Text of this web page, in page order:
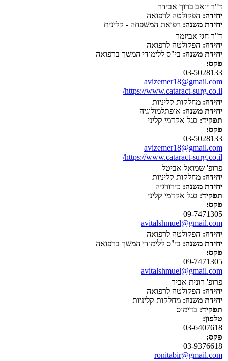
ד"ר יואב ברוך אבידר
יחידה: הפקולטה לרפואה
יחידת משנה: רפואת המשפחה - קלינית
ד"ר חגי אביזמר
יחידה: הפקולטה לרפואה
יחידת משנה: בי"ס ללימודי המשך ברפואה
פקס:
03-5028133
avizemer18@gmail.com
https://www.cataract-surg.co.il/
יחידה: מחלקות קליניות
יחידת משנה: אופתלמולוגיה
תפקיד: סגל אקדמי קליני
פקס:
03-5028133
avizemer18@gmail.com
https://www.cataract-surg.co.il/
פרופ' שמואל אביטל
יחידה: מחלקות קליניות
יחידת משנה: כירורגיה
תפקיד: סגל אקדמי קליני
פקס:
09-7471305
avitalshmuel@gmail.com
יחידה: הפקולטה לרפואה
יחידת משנה: בי"ס ללימודי המשך ברפואה
פקס:
09-7471305
avitalshmuel@gmail.com
פרופ' רונית אביר
יחידה: הפקולטה לרפואה
יחידת משנה: מחלקות קליניות
תפקיד: בדימוס
טלפון:
03-6407618
פקס:
03-9376618
ronitabir@gmail.com